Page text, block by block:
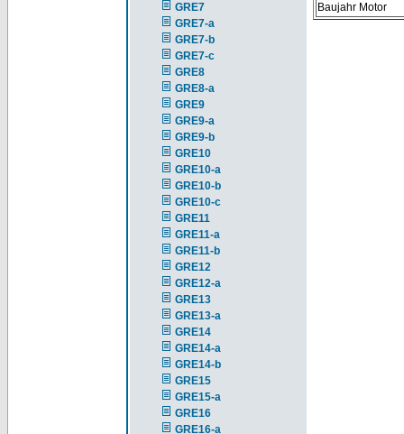
GRE7
GRE7-a
GRE7-b
GRE7-c
GRE8
GRE8-a
GRE9
GRE9-a
GRE9-b
GRE10
GRE10-a
GRE10-b
GRE10-c
GRE11
GRE11-a
GRE11-b
GRE12
GRE12-a
GRE13
GRE13-a
GRE14
GRE14-a
GRE14-b
GRE15
GRE15-a
GRE16
GRE16-a
Baujahr Motor